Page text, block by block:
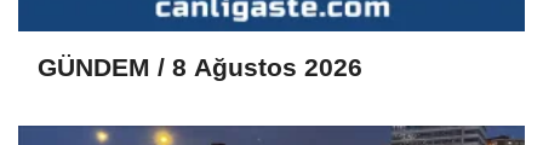
GÜNDEM / 8 Ağustos 2026